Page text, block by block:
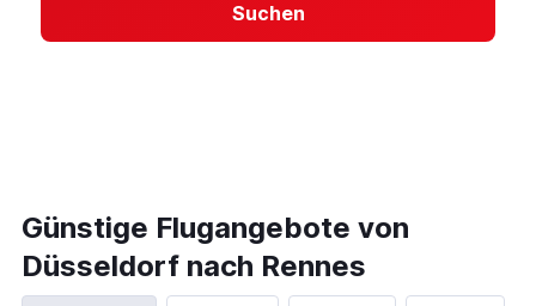
Suchen
Günstige Flugangebote von
Düsseldorf nach Rennes